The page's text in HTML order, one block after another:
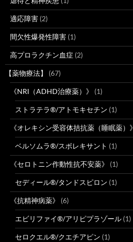
適応障害 (2)
間欠性爆発性障害 (1)
高プロラクチン血症 (2)
【薬物療法】 (67)
《NRI（ADHD治療薬）》 (1)
ストラテラ®/アトモキセチン (1)
《オレキシン受容体拮抗薬（睡眠薬）》
ベルソムラ®/スボレキサント (1)
《セロトニン作動性抗不安薬》 (1)
セディール®/タンドスピロン (1)
《抗精神病薬》 (6)
エビリファイ®/アリピプラゾール (1)
セロクエル®/クエチアピン (1)